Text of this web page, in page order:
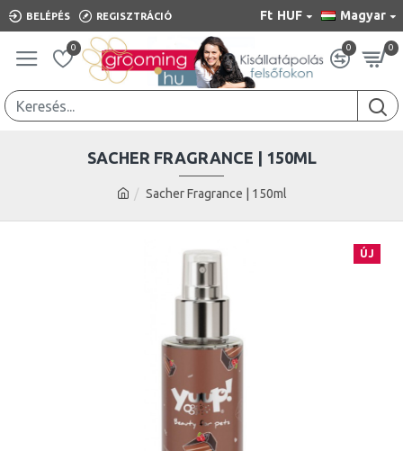
BELÉPÉS REGISZTRÁCIÓ Ft HUF Magyar
0 0 0
Sacher Fragrance | 150ml
SACHER FRAGRANCE | 150ML
ÚJ